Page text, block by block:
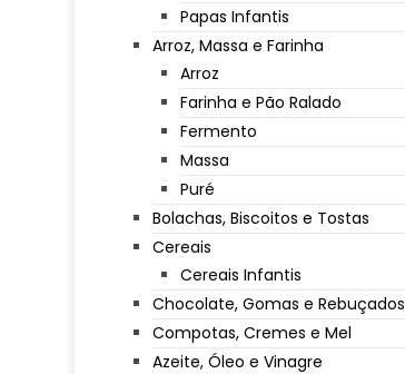
Papas Infantis
Arroz, Massa e Farinha
Arroz
Farinha e Pão Ralado
Fermento
Massa
Puré
Bolachas, Biscoitos e Tostas
Cereais
Cereais Infantis
Chocolate, Gomas e Rebuçados
Compotas, Cremes e Mel
Azeite, Óleo e Vinagre